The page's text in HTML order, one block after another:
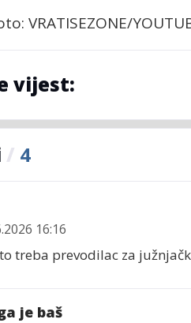
VRATISEZONE/
vijest:
/ 4
16:16
treba prevodilac za
je baš